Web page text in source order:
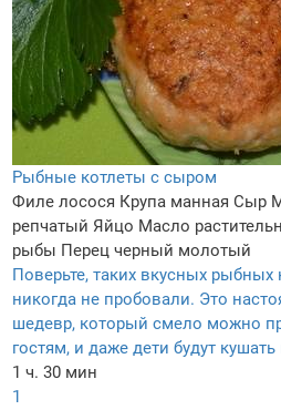
Рыбные котлеты с сыром
Филе лосося Крупа манная Сыр
репчатый Яйцо Масло
рыбы Перец черный молотый
Поверьте, таких вкусных
никогда не пробовали. Это
шедевр, который смело можно
гостям, и даже дети будут
1 ч. 30 мин
1